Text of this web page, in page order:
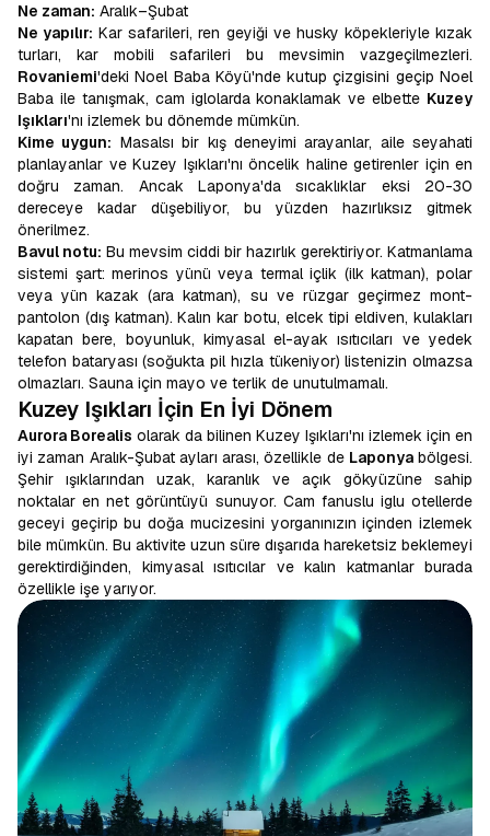
Ne zaman: Aralık–Şubat
Ne yapılır: Kar safarileri, ren geyiği ve husky köpekleriyle kızak
turları, kar mobili safarileri bu mevsimin vazgeçilmezleri.
Rovaniemi'deki Noel Baba Köyü'nde kutup çizgisini geçip Noel
Baba ile tanışmak, cam iglolarda konaklamak ve elbette Kuzey
Işıkları'nı izlemek bu dönemde mümkün.
Kime uygun: Masalsı bir kış deneyimi arayanlar, aile seyahati
planlayanlar ve Kuzey Işıkları'nı öncelik haline getirenler için en
doğru zaman. Ancak Laponya'da sıcaklıklar eksi 20-30
dereceye kadar düşebiliyor, bu yüzden hazırlıksız gitmek
önerilmez.
Bavul notu: Bu mevsim ciddi bir hazırlık gerektiriyor. Katmanlama
sistemi şart: merinos yünü veya termal içlik (ilk katman), polar
veya yün kazak (ara katman), su ve rüzgar geçirmez mont-
pantolon (dış katman). Kalın kar botu, elcek tipi eldiven, kulakları
kapatan bere, boyunluk, kimyasal el-ayak ısıtıcıları ve yedek
telefon bataryası (soğukta pil hızla tükeniyor) listenizin olmazsa
olmazları. Sauna için mayo ve terlik de unutulmamalı.
Kuzey Işıkları İçin En İyi Dönem
Aurora Borealis olarak da bilinen Kuzey Işıkları'nı izlemek için en
iyi zaman Aralık-Şubat ayları arası, özellikle de Laponyabölgesi.
Şehir ışıklarından uzak, karanlık ve açık gökyüzüne sahip
noktalar en net görüntüyü sunuyor. Cam fanuslu iglu otellerde
geceyi geçirip bu doğa mucizesini yorganınızın içinden izlemek
bile mümkün. Bu aktivite uzun süre dışarıda hareketsiz beklemeyi
gerektirdiğinden, kimyasal ısıtıcılar ve kalın katmanlar burada
özellikle işe yarıyor.